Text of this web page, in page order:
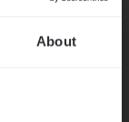
About